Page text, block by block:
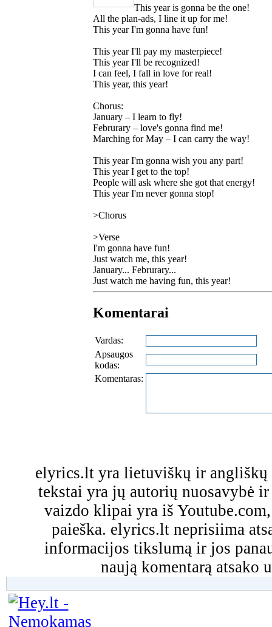
This year is gonna be the one!
All the plan-ads, I line it up for me!
This year I'm gonna have fun!
This year I'll pay my masterpiece!
This year I'll be recognized!
I can feel, I fall in love for real!
This year, this year!
Chorus:
January – I learn to fly!
Februrary – love's gonna find me!
Marching for May – I can carry the way!
This year I'm gonna wish you any part!
This year I get to the top!
People will ask where she got that energy!
This year I'm never gonna stop!
>Chorus
>Verse
I'm gonna have fun!
Just watch me, this year!
January... Februrary...
Just watch me having fun, this year!
Komentarai
Vardas:
Apsaugos
kodas:
Komentaras:
elyrics.lt yra lietuviškų ir angliškų
tekstai yra jų autorių nuosavybė
vaizdo klipai yra iš
paieška. elyrics.lt neprisiima
informacijos tikslumą ir jos
naują komentarą atsako